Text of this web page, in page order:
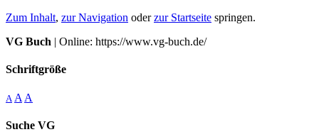
Zum Inhalt, zur Navigation oderzur Startseite springen.
VG Buch | Online: https://www.vg-buch.de/
Schriftgröße
A A A
Suche VG